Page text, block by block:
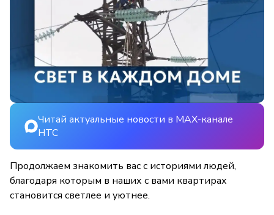
Читай актуальные новости в MAX-канале
НТС
Продолжаем знакомить вас с историями людей,
благодаря которым в наших с вами квартирах
становится светлее и уютнее.